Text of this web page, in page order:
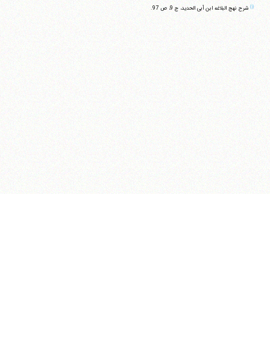
(۱) شرح نهج البلاغه ابن أبی الحدید، ج 9، ص 97.